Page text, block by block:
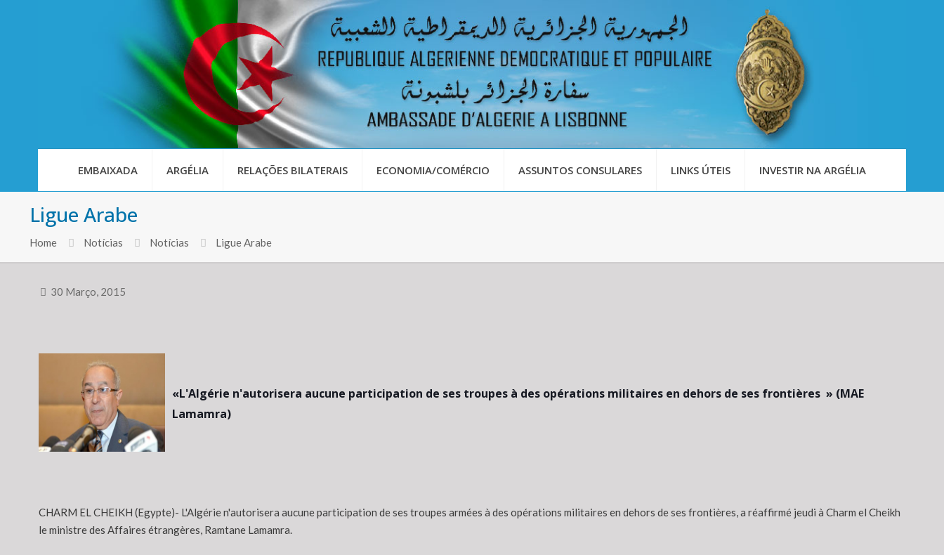
EMBAIXADA ARGÉLIA RELAÇÕES BILATERAIS ECONOMIA/COMÉRCIO ASSUNTOS CONSULARES LINKS ÚTEIS INVESTIR NA ARGÉLIA
Ligue Arabe
Home Notícias Notícias Ligue Arabe
30 Março, 2015
«L'Algérie n'autorisera aucune participation de ses troupes à des opérations militaires en dehors de ses frontières » (MAE
Lamamra)
CHARM EL CHEIKH (Egypte)- L'Algérie n'autorisera aucune participation de ses troupes armées à des opérations militaires en dehors de ses frontières, a réaffirmé jeudi à Charm el Cheikh
le ministre des Affaires étrangères, Ramtane Lamamra.